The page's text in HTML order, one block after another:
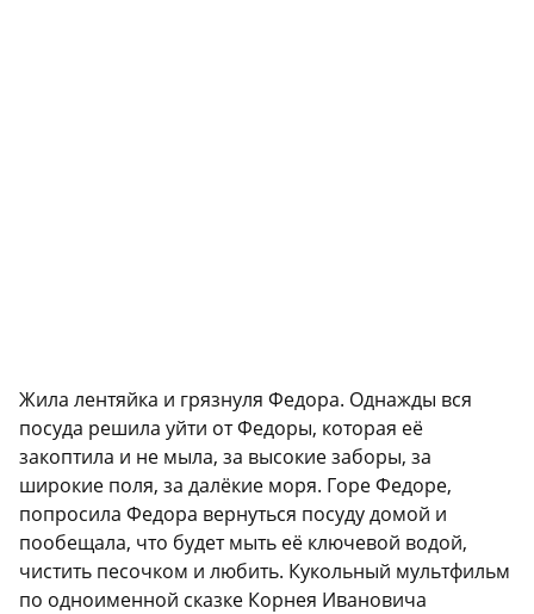
Жила лентяйка и грязнуля Федора. Однажды вся
посуда решила уйти от Федоры, которая её
закоптила и не мыла, за высокие заборы, за
широкие поля, за далёкие моря. Горе Федоре,
попросила Федора вернуться посуду домой и
пообещала, что будет мыть её ключевой водой,
чистить песочком и любить. Кукольный мультфильм
по одноименной сказке Корнея Ивановича